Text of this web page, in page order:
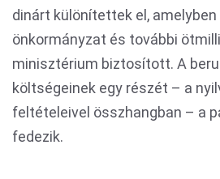
dinárt különítettek el,
önkormányzat és további
minisztérium biztosított. A
költségeinek egy részét – a
feltételeivel összhangban – a
fedezik.